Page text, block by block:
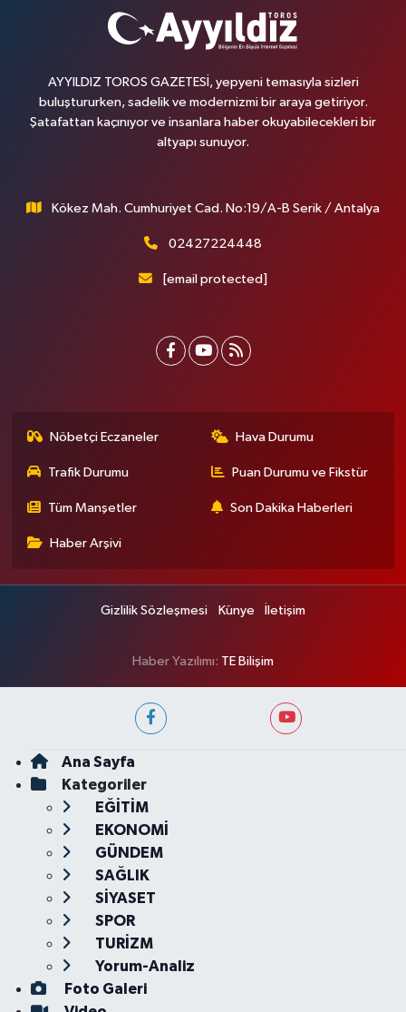
AYYILDIZ TOROS GAZETESİ, yepyeni temasıyla sizleri
buluştururken, sadelik ve modernizmi bir araya getiriyor.
Şatafattan kaçınıyor ve insanlara haber okuyabilecekleri bir
altyapı sunuyor.
Kökez Mah. Cumhuriyet Cad. No:19/A-B Serik / Antalya
02427224448
[email protected]
Nöbetçi Eczaneler Hava Durumu
Trafik Durumu Puan Durumu ve Fikstür
Tüm Manşetler Son Dakika Haberleri
Haber Arşivi
Gizlilik Sözleşmesi Künye İletişim
Haber Yazılımı: TE Bilişim
Ana Sayfa
Kategoriler
EĞİTİM
EKONOMİ
GÜNDEM
SAĞLIK
SİYASET
SPOR
TURİZM
Yorum-Analiz
Foto Galeri